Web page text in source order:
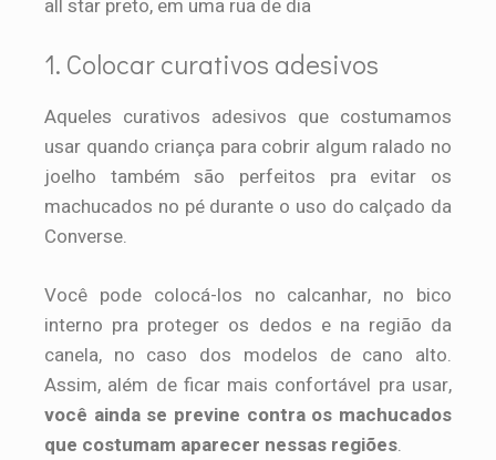
1. Colocar curativos adesivos
Aqueles curativos adesivos que costumamos
usar quando criança para cobrir algum ralado no
joelho também são perfeitos pra evitar os
machucados no pé durante o uso do calçado da
Converse.
Você pode colocá-los no calcanhar, no bico
interno pra proteger os dedos e na região da
canela, no caso dos modelos de cano alto.
Assim, além de ficar mais confortável pra usar,
você ainda se previne contra os machucados
que costumam aparecer nessas regiões.